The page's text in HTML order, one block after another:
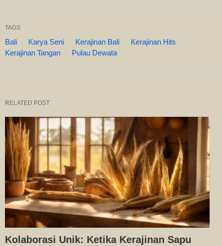
TAGS:
Bali Karya Seni Kerajinan Bali
Kerajinan Hits
Kerajinan Tangan
Pulau Dewata
RELATED POST
Kolaborasi Unik: Ketika Kerajinan Sapu